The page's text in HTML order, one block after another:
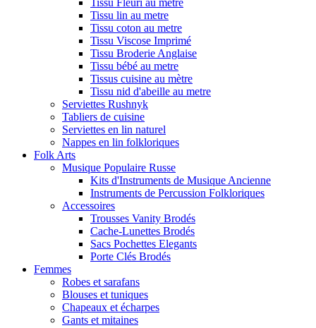
Tissu Fleuri au metre
Tissu lin au metre
Tissu coton au metre
Tissu Viscose Imprimé
Tissu Broderie Anglaise
Tissu bébé au metre
Tissus cuisine au mètre
Tissu nid d'abeille au metre
Serviettes Rushnyk
Tabliers de cuisine
Serviettes en lin naturel
Nappes en lin folkloriques
Folk Arts
Musique Populaire Russe
Kits d'Instruments de Musique Ancienne
Instruments de Percussion Folkloriques
Accessoires
Trousses Vanity Brodés
Cache-Lunettes Brodés
Sacs Pochettes Elegants
Porte Clés Brodés
Femmes
Robes et sarafans
Blouses et tuniques
Chapeaux et écharpes
Gants et mitaines